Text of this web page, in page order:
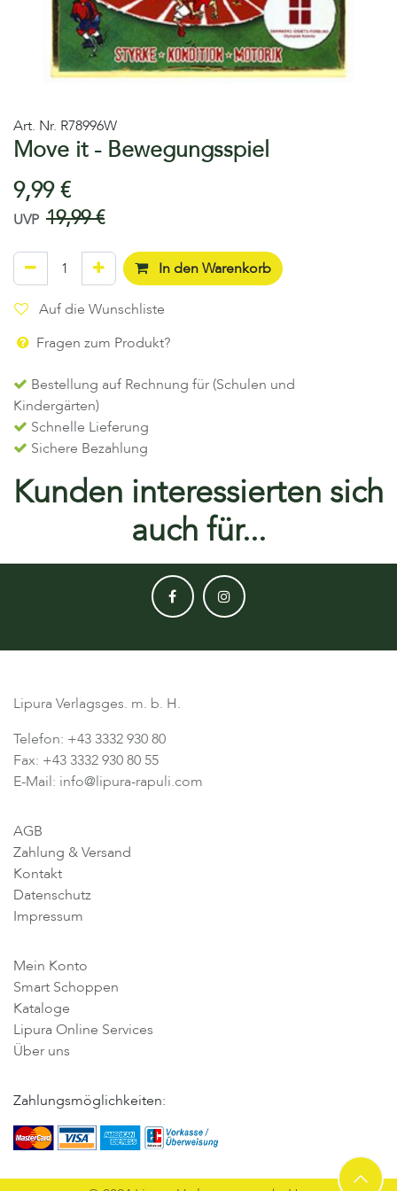
Art. Nr. R78996W
Move it - Bewegungsspiel
9,99€
UVP 19,99€
In den Warenkorb
Auf die Wunschliste
Fragen zum Produkt?
Bestellung auf Rechnung für (Schulen und
Kindergärten)
Schnelle Lieferung
Sichere Bezahlung
Kunden interessierten sich
auch für...
Lipura Verlagsges. m. b. H.
Telefon: +43 3332 930 80
Fax: +43 3332 930 80 55
E-Mail: info@lipura-rapuli.com
AGB
Zahlung & Versand
Kontakt
Datenschutz
Impressum
Mein Konto
Smart Schoppen
Kataloge
Lipura Online Services
Über uns
Zahlungsmöglichkeiten: